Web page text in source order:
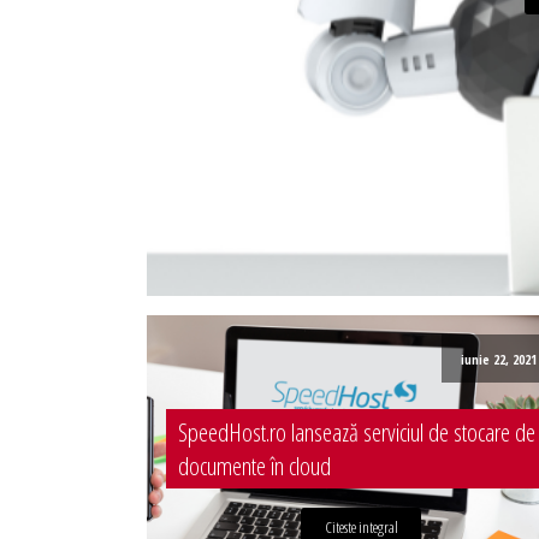
iunie 22, 2021
SpeedHost.ro lansează serviciul de stocare de
documente în cloud
Citeste integral